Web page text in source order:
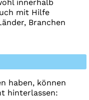
innerhalb
mit Hilfe
Branchen
haben, können
hinterlassen: